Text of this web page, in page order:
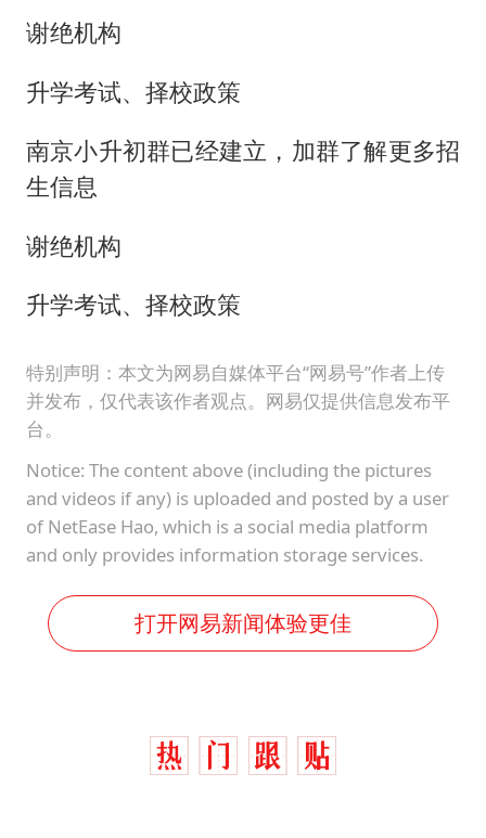
谢绝机构
升学考试、择校政策
南京小升初群已经建立，加群了解更多招
生信息
谢绝机构
升学考试、择校政策
特别声明：本文为网易自媒体平台“网易号”作者上传
并发布，仅代表该作者观点。网易仅提供信息发布平
台。
Notice: The content above (including the pictures
and videos if any) is uploaded and posted by a user
of NetEase Hao, which is a social media platform
and only provides information storage services.
打开网易新闻体验更佳